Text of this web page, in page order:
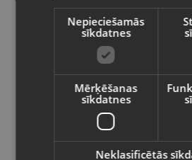
Nintendo Switch The
valodā
Valsts
Latviešu / Latvian
Nepieciešamās
sīkdatnes
Mērķēšanas
sīkdatnes
Neklasificētās